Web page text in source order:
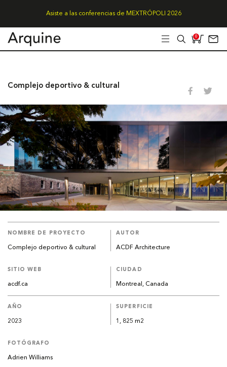
Asiste a las conferencias de MEXTRÓPOLI 2026
0
Complejo deportivo & cultural
NOMBRE DE PROYECTO
Complejo deportivo & cultural
AUTOR
ACDF Architecture
SITIO WEB
acdf.ca
CIUDAD
Montreal, Canada
AÑO
2023
SUPERFICIE
1, 825 m2
FOTÓGRAFO
Adrien Williams